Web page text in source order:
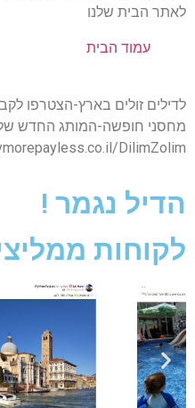
לאתר הבית שלנו
עמוד הבית
לדילים זולים בארץ-הצטרפו
מחסני חופשה-המותג החדש
DilimZolim
הדיל נגמר !
לקוחות